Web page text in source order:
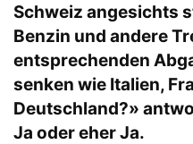
Schweiz angesichts
Benzin und andere
entsprechenden
senken wie Italien,
Deutschland?»
Ja oder eher Ja.